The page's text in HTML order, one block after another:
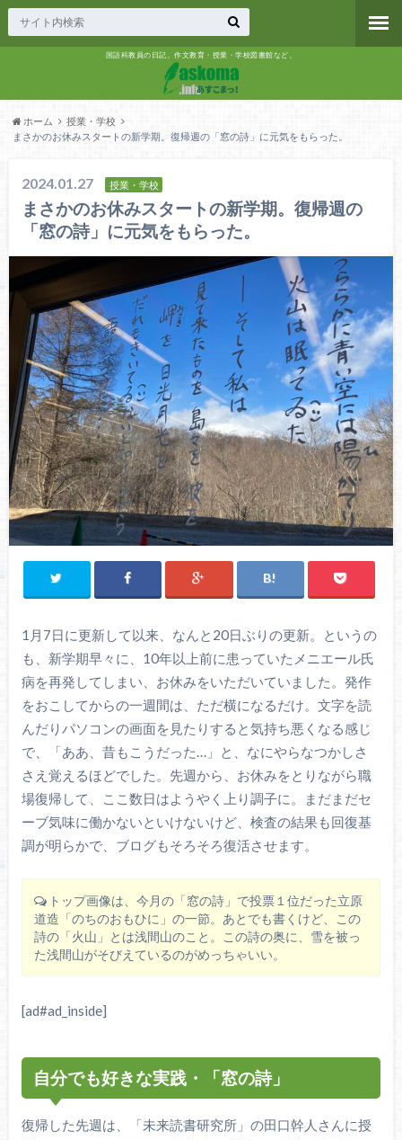
国語科教員の日記。作文教育・授業・学校図書館など。
ホーム
授業・学校
まさかのお休みスタートの新学期。復帰週の「窓の詩」に元気をもらった。
2024.01.27 授業・学校
まさかのお休みスタートの新学期。復帰週の
「窓の詩」に元気をもらった。
1月7日に更新して以来、なんと20日ぶりの更新。というの
も、新学期早々に、10年以上前に患っていたメニエール氏
病を再発してしまい、お休みをいただいていました。発作
をおこしてからの一週間は、ただ横になるだけ。文字を読
んだりパソコンの画面を見たりすると気持ち悪くなる感じ
で、「ああ、昔もこうだった…」と、なにやらなつかしさ
さえ覚えるほどでした。先週から、お休みをとりながら職
場復帰して、ここ数日はようやく上り調子に。まだまだセ
ーブ気味に働かないといけないけど、検査の結果も回復基
調が明らかで、ブログもそろそろ復活させます。
トップ画像は、今月の「窓の詩」で投票１位だった立原
道造「のちのおもひに」の一節。あとでも書くけど、この
詩の「火山」とは浅間山のこと。この詩の奥に、雪を被っ
た浅間山がそびえているのがめっちゃいい。
[ad#ad_inside]
自分でも好きな実践・「窓の詩」
復帰した先週は、「未来読書研究所」の田口幹人さんに授